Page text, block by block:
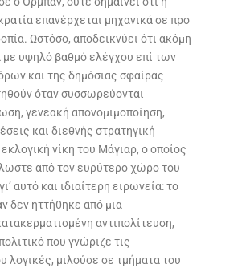
επανέρχεται μηχανικά σε προ
Ωστόσο, αποδεικνύει ότι ακόμη
με υψηλό βαθμό ελέγχου επί των
και της δημόσιας σφαίρας
όταν συσσωρεύονται
γενεακή απονομιμοποίηση,
και διεθνής στρατηγική
νίκη του Μάγιαρ, ο οποίος
από τον ευρύτερο χώρο του
αυτό και ιδιαίτερη ειρωνεία: το
δεν ηττήθηκε από μια
αντιπολίτευση,
που γνώριζε τις
λογικές, μιλούσε σε τμήματα του